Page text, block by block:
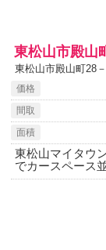
東松山市殿山
東松山市殿山町28
価格
間取
面積
東松山マイタウ
でカースペース